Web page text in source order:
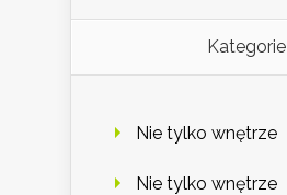
Kategorie
Nie tylko wnętrze
Nie tylko wnętrze